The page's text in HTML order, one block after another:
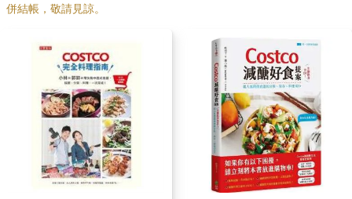
併結帳，敬請見諒。